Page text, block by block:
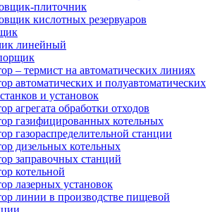
плиточник
кислотных резервуаров
линейный
– термист на автоматических линиях
автоматических и полуавтоматических
и установок
агрегата обработки отходов
газифицированных котельных
газораспределительной станции
дизельных котельных
заправочных станций
котельной
лазерных установок
линии в производстве пищевой